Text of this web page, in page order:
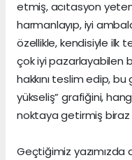
etmiş, acıtasyon
harmanlayıp, iyi
özellikle, kendisiyle ilk
çok iyi pazarlayabilen
hakkını teslim edip, bu
yükseliş” grafiğini,
noktaya getirmiş biraz
Geçtiğimiz